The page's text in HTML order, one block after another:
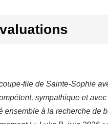
file de Sainte-Sophie
sympathique et
ensemble à la recherche de